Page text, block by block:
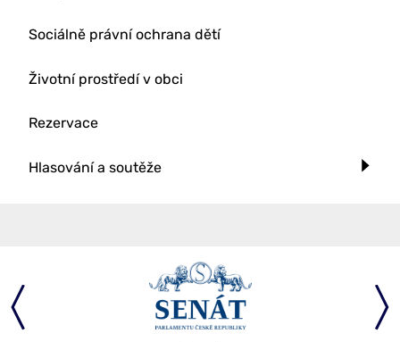
Sociálně právní ochrana dětí
Životní prostředí v obci
Rezervace
Hlasování a soutěže